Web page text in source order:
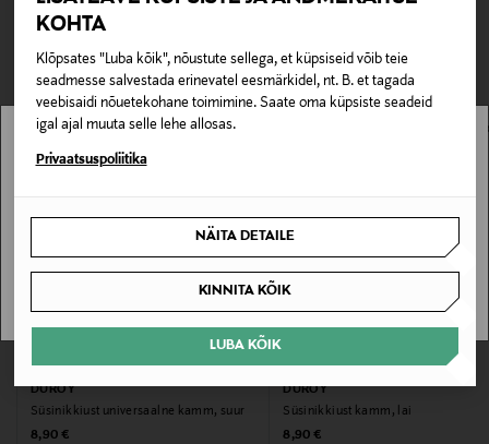
KOHTA
Klõpsates "Luba kõik", nõustute sellega, et küpsiseid võib teie
seadmesse salvestada erinevatel eesmärkidel, nt. B. et tagada
veebisaidi nõuetekohane toimimine. Saate oma küpsiste seadeid
igal ajal muuta selle lehe allosas.
Privaatsuspoliitika
NÄITA DETAILE
KINNITA KÕIK
LUBA KÕIK
Valmistaja tootenumber
KAMPAN1245
Duroy Oy
Tootja aadress
info@duroy.fi
tagastada ainult avamata pakendis. Tagastatavad suletud
avamata originaalpakendis.
E-POE TAGASTUSED
TEISED KLIENDID
VAATASID KA
DUROY
Süsinikkiust universaalne kamm, suur
Original Price
8,90 €
DUROY
Süsinikkiust kamm, lai
Original Price
8,90 €
Stockmann pole Sinu riigis saadaval.
SAAN ARU